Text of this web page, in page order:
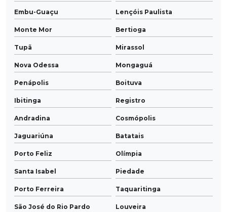
Embu-Guaçu Lençóis Paulista
Monte Mor Bertioga
Tupã Mirassol
Nova Odessa Mongaguá
Penápolis Boituva
Ibitinga Registro
Andradina Cosmópolis
Jaguariúna Batatais
Porto Feliz Olímpia
Santa Isabel Piedade
Porto Ferreira Taquaritinga
São José do Rio Pardo Louveira